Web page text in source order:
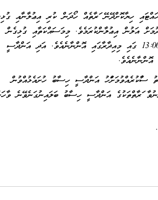
ހިނަވާގޭ ދެކުނުން އޮންނަ ހުސްބިމުގައި 10 ކަޅުހަން ބަހައްޓައި ހިޔާކޮށްދޭނޭ ފަރާތެއް ހޯދަން ކުރި
އަލުން އިޢުލާންކުރަމެވެ. މިމަސައްކަތާއި ގުޅިގެން
ބާއްވާ މަޢުލޫމާތު ދިނުމުގެ ބައްދަލުވުމެއް 13 ފެބްރުއަރީ 2018 ވާ އަންގާރަ ދުވަހު 13:00 ގައި މިއިދާރާގައި އޮންނާނެއެވެ. އަދި އަންދާސީ
ސާފުކުރެއްވުމަށްފަހު އަންދާސީ ހިސާބު ހުށައެޅުއްވުން
ފަރާތްތަކުގެ އަންދާސީ ހިސާބު ބަލައިނުގަނެވޭނެ